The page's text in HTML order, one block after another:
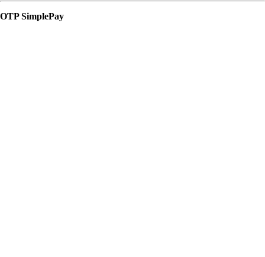
OTP SimplePay